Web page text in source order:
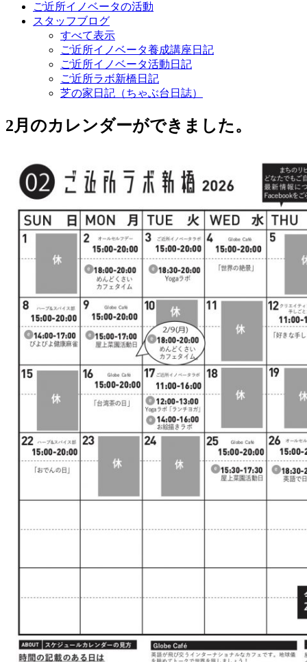
ご近所イノベータの活動
スタッフブログ
すべて表示
ご近所イノベータ養成講座日記
ご近所イノベータ活動日記
ご近所ラボ新橋日記
芝の家日記（ちゃぶ台日誌）
2月のカレンダーができました。